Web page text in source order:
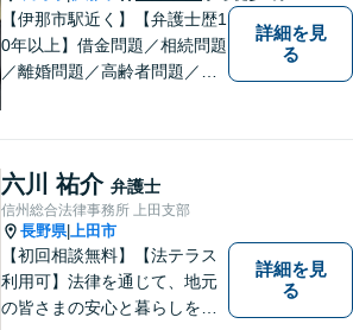
テラス利用可】
【伊那市駅近く】【弁護士歴1
0年以上】借金問題／相続問題
／離婚問題／高齢者問題／相
根ざした弁護士】もし何かお
困りな事がございましたらお
気軽にご相談ください。
詳細を見
る
六川 祐介 弁護士
信州総合法律事務所 上田支部
長野県| 上田市
【初回相談無料】【法テラス
利用可】法律を通じて、地元
の皆さまの安心と暮らしを全
詳細を見
る